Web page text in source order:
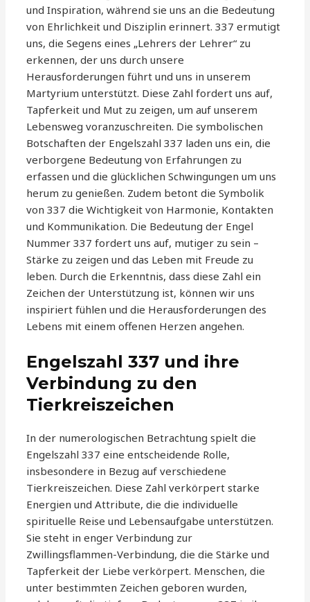
und Inspiration, während sie uns an die Bedeutung
von Ehrlichkeit und Disziplin erinnert. 337 ermutigt
uns, die Segens eines „Lehrers der Lehrer“ zu
erkennen, der uns durch unsere
Herausforderungen führt und uns in unserem
Martyrium unterstützt. Diese Zahl fordert uns auf,
Tapferkeit und Mut zu zeigen, um auf unserem
Lebensweg voranzuschreiten. Die symbolischen
Botschaften der Engelszahl 337 laden uns ein, die
verborgene Bedeutung von Erfahrungen zu
erfassen und die glücklichen Schwingungen um uns
herum zu genießen. Zudem betont die Symbolik
von 337 die Wichtigkeit von Harmonie, Kontakten
und Kommunikation. Die Bedeutung der Engel
Nummer 337 fordert uns auf, mutiger zu sein –
Stärke zu zeigen und das Leben mit Freude zu
leben. Durch die Erkenntnis, dass diese Zahl ein
Zeichen der Unterstützung ist, können wir uns
inspiriert fühlen und die Herausforderungen des
Lebens mit einem offenen Herzen angehen.
Engelszahl 337 und ihre
Verbindung zu den
Tierkreiszeichen
In der numerologischen Betrachtung spielt die
Engelszahl 337 eine entscheidende Rolle,
insbesondere in Bezug auf verschiedene
Tierkreiszeichen. Diese Zahl verkörpert starke
Energien und Attribute, die die individuelle
spirituelle Reise und Lebensaufgabe unterstützen.
Sie steht in enger Verbindung zur
Zwillingsflammen-Verbindung, die die Stärke und
Tapferkeit der Liebe verkörpert. Menschen, die
unter bestimmten Zeichen geboren wurden,